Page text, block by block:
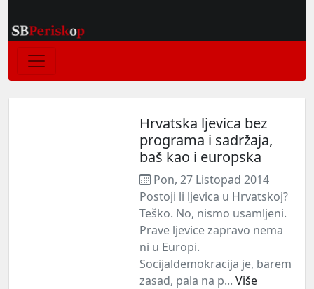
Hrvatska ljevica bez
programa i sadržaja,
baš kao i europska
Pon, 27 Listopad 2014
Postoji li ljevica u Hrvatskoj?
Teško. No, nismo usamljeni.
Prave ljevice zapravo nema
ni u Europi.
Socijaldemokracija je, barem
zasad, pala na p... Više